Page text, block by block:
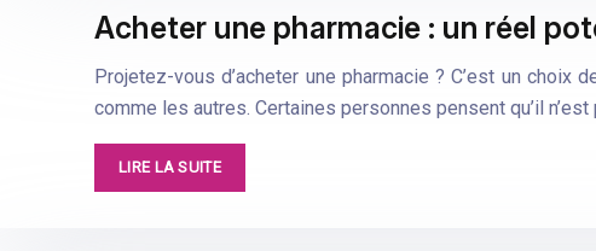
Acheter une pharmacie : un réel
Projetez-vous d’acheter une pharmacie ? C’est un
comme les autres. Certaines personnes pensent qu’il
LIRE LA SUITE